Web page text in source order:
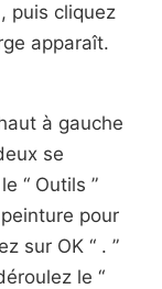
puis cliquez
apparaît.
à gauche
se
“ Outils ”
pour
sur OK “ . ”
le “